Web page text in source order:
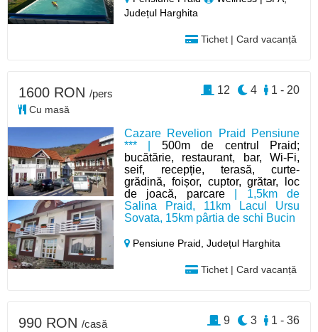
Județul Harghita
Tichet | Card vacanță
Cazare Revelion Praid Pensiune
*** | 500m de centrul Praid;
bucătărie, restaurant, bar, Wi-Fi,
seif, recepție, terasă, curte-
grădină, foișor, cuptor, grătar, loc
de joacă, parcare| 1,5km de
Salina Praid, 11km Lacul Ursu
Sovata, 15km pârtia de schi Bucin
Pensiune Praid,Județul Harghita
Tichet | Card vacanță
1600 RON /pers
Cu masă
1 - 20
4
12
990 RON /casă 1 - 36
3
9